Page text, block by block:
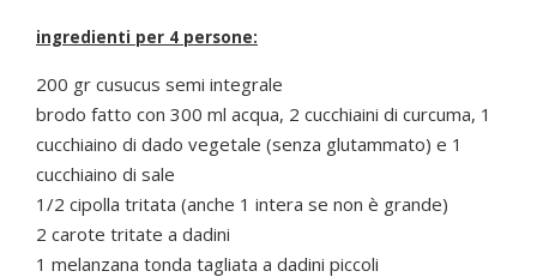
ingredienti per 4 persone:
200 gr cusucus semi integrale
brodo fatto con 300 ml acqua, 2 cucchiaini di curcuma, 1
cucchiaino di dado vegetale (senza glutammato) e 1
cucchiaino di sale
1/2 cipolla tritata (anche 1 intera se non è grande)
2 carote tritate a dadini
1 melanzana tonda tagliata a dadini piccoli